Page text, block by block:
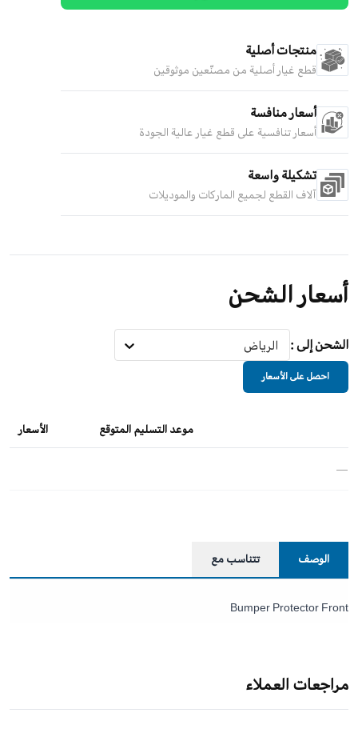
منتجات أصلية
قطع غيار أصلية من مصنّعين موثوقين
أسعار منافسة
أسعار تنافسية على قطع غيار عالية الجودة
تشكيلة واسعة
آلاف القطع لجميع الماركات والموديلات
أسعار الشحن
الشحن إلى : الرياض
احصل على الأسعار
موعد التسليم المتوقع الأسعار
—
الوصف تتناسب مع
Bumper Protector Front
مراجعات العملاء